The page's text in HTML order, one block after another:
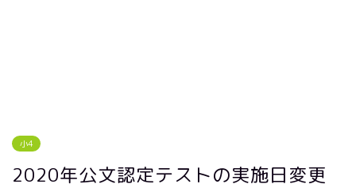
小4
2020年公文認定テストの実施日変更